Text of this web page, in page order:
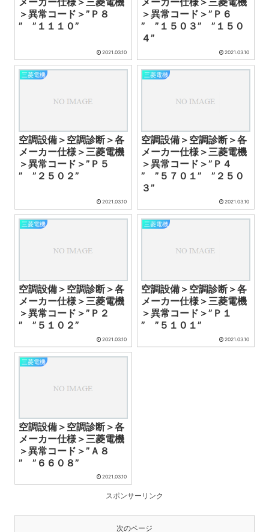
＞異常コード＞”Ｐ８
” ”１１１０”
2021.03.10
＞異常コード＞”Ｐ６
” ”１５０３” ”１５０
４”
2021.03.10
三菱電機
空調設備＞空調診断＞各
メーカー仕様＞三菱電機
＞異常コード＞”Ｐ５
” ”２５０２”
2021.03.10
三菱電機
空調設備＞空調診断＞各
メーカー仕様＞三菱電機
＞異常コード＞”Ｐ４
” ”５７０１” ”２５０
３”
2021.03.10
三菱電機
空調設備＞空調診断＞各
メーカー仕様＞三菱電機
＞異常コード＞”Ｐ２
” ”５１０２”
2021.03.10
三菱電機
空調設備＞空調診断＞各
メーカー仕様＞三菱電機
＞異常コード＞”Ｐ１
” ”５１０１”
2021.03.10
三菱電機
空調設備＞空調診断＞各
メーカー仕様＞三菱電機
＞異常コード＞”Ａ８
” ”６６０８”
2021.03.10
スポンサーリンク
次のページ